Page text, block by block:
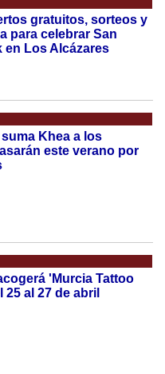
gratuitos, sorteos y
para celebrar San
en Los Alcázares
Khea a los
este verano por
'Murcia Tattoo
al 27 de abril